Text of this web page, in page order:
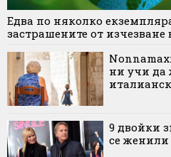
Едва по няколко
застрашените от
ни учи да
9 двойки
се женили